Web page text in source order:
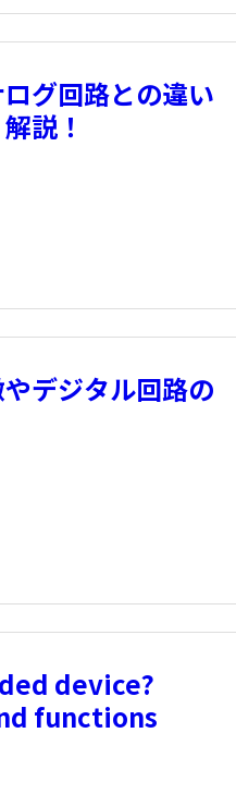
グ回路との違い
説！
デジタル回路の
device?
functions